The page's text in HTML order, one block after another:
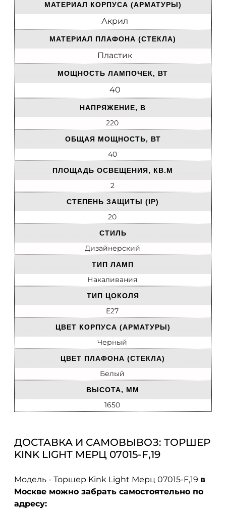
МАТЕРИАЛ КОРПУСА (АРМАТУРЫ)
Акрил
МАТЕРИАЛ ПЛАФОНА (СТЕКЛА)
Пластик
МОЩНОСТЬ ЛАМПОЧЕК, ВТ
40
НАПРЯЖЕНИЕ, В
220
ОБЩАЯ МОЩНОСТЬ, ВТ
40
ПЛОЩАДЬ ОСВЕЩЕНИЯ, КВ.М
2
СТЕПЕНЬ ЗАЩИТЫ (IP)
20
СТИЛЬ
Дизайнерский
ТИП ЛАМП
Накаливания
ТИП ЦОКОЛЯ
E27
ЦВЕТ КОРПУСА (АРМАТУРЫ)
Черный
ЦВЕТ ПЛАФОНА (СТЕКЛА)
Белый
ВЫСОТА, ММ
1650
ДОСТАВКА И САМОВЫВОЗ: ТОРШЕР
KINK LIGHT МЕРЦ 07015-F,19
Модель - Торшер Kink Light Мерц 07015-F,19 в
Москве можно забрать самостоятельно по
адресу: